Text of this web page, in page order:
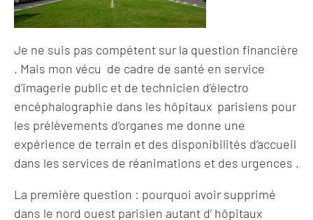
Je ne suis pas compétent sur la question financière
. Mais mon vécu de cadre de santé en service
d’imagerie public et de technicien d’électro
encéphalographie dans les hôpitaux parisiens pour
les prélèvements d’organes me donne une
expérience de terrain et des disponibilités d’accueil
dans les services de réanimations et des urgences .
La première question : pourquoi avoir supprimé
dans le nord ouest parisien autant d’ hôpitaux